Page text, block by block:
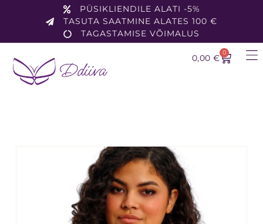
PÜSIKLIENDILE ALATI -5%
TASUTA SAATMINE ALATES 100 €
TAGASTAMISE VÕIMALUS
0,00 €
0